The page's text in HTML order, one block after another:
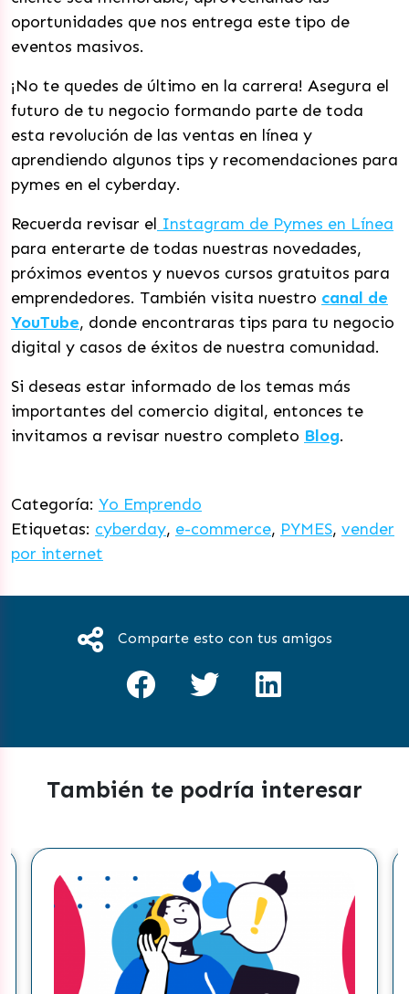
oportunidades que nos entrega este tipo de
eventos masivos.
¡No te quedes de último en la carrera! Asegura el
futuro de tu negocio formando parte de toda
esta revolución de las ventas en línea y
aprendiendo algunos tips y recomendaciones para
pymes en el cyberday.
Recuerda revisar el Instagram de Pymes en Línea
para enterarte de todas nuestras novedades,
próximos eventos y nuevos cursos gratuitos para
emprendedores. También visita nuestro canal de
YouTube, donde encontraras tips para tu negocio
digital y casos de éxitos de nuestra comunidad.
Si deseas estar informado de los temas más
importantes del comercio digital, entonces te
invitamos a revisar nuestro completo Blog.
Categoría: Yo Emprendo
Etiquetas: cyberday, e-commerce, PYMES, vender
por internet
Comparte esto con tus amigos
También te podría interesar